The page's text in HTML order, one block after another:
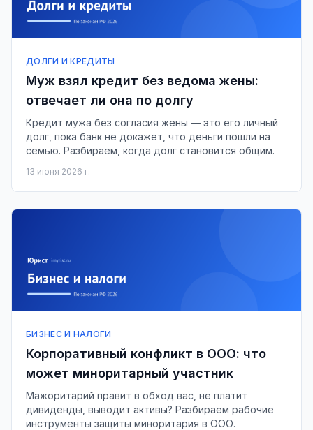
ДОЛГИ И КРЕДИТЫ
Муж взял кредит без ведома жены:
отвечает ли она по долгу
Кредит мужа без согласия жены — это его личный
долг, пока банк не докажет, что деньги пошли на
семью. Разбираем, когда долг становится общим.
13 июня 2026 г.
БИЗНЕС И НАЛОГИ
Корпоративный конфликт в ООО: что
может миноритарный участник
Мажоритарий правит в обход вас, не платит
дивиденды, выводит активы? Разбираем рабочие
инструменты защиты миноритария в ООО.